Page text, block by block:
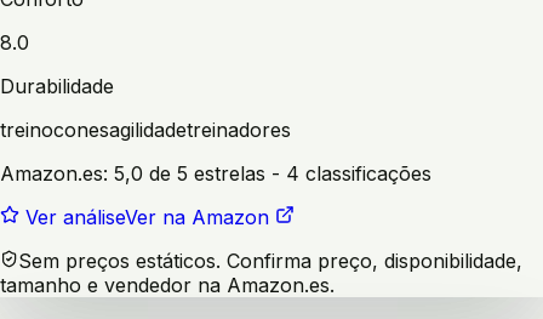
8.0
Durabilidade
treinoconesagilidadetreinadores
Amazon.es: 5,0 de 5 estrelas - 4 classificações
Ver análiseVer na Amazon
Sem preços estáticos. Confirma preço, disponibilidade,
tamanho e vendedor na Amazon.es.